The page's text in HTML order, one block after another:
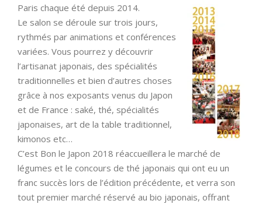
Paris chaque été depuis 2014.
Le salon se déroule sur trois jours,
rythmés par animations et conférences
variées. Vous pourrez y découvrir
l’artisanat japonais, des spécialités
traditionnelles et bien d’autres choses
grâce à nos exposants venus du Japon
et de France : saké, thé, spécialités
japonaises, art de la table traditionnel,
kimonos etc…
C’est Bon le Japon 2018 réaccueillera le marché de
légumes et le concours de thé japonais qui ont eu un
franc succès lors de l’édition précédente, et verra son
tout premier marché réservé au bio japonais, offrant